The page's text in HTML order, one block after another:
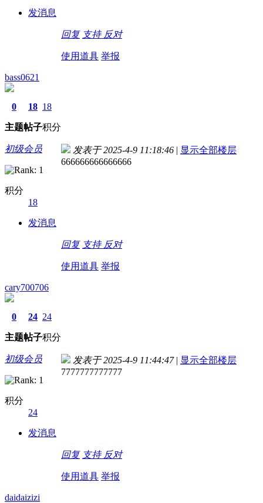
发消息
回复 支持 反对
使用道具 举报
bass0621
0
主题
18
帖子
18
积分
初级会员
积分
18
发消息
发表于 2025-4-9 11:18:46 | 显示全部楼层
666666666666666
回复 支持 反对
使用道具 举报
cary700706
0
主题
24
帖子
24
积分
初级会员
积分
24
发消息
发表于 2025-4-9 11:44:47 | 显示全部楼层
7777777777777
回复 支持 反对
使用道具 举报
daidaizizi